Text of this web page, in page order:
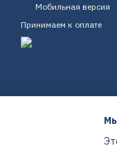
Мобильная версия
Принимаем к оплате